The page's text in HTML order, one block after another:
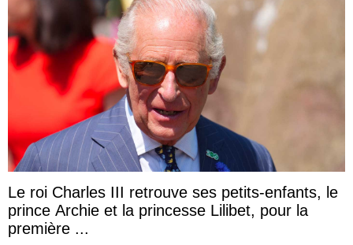
Le roi Charles III retrouve ses petits-enfants, le
prince Archie et la princesse Lilibet, pour la
première ...